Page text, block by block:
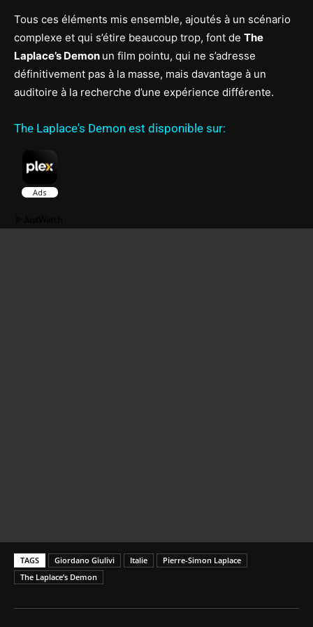
Tous ces éléments mis ensemble, ajoutés à un scénario
complexe et qui s’étire beaucoup trop, font de The
Laplace’s Demon un film pointu, qui ne s’adresse
définitivement pas à la masse, mais davantage à un
auditoire à la recherche d’une expérience différente.
The Laplace's Demon est disponible sur:
TAGS Giordano Giulivi Italie
Pierre-Simon Laplace
The Laplace’s Demon